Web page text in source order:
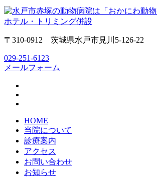
〒310-0912 茨城県水戸市見川5-126-22
029-251-6123
メールフォーム
HOME
当院について
診療案内
アクセス
お問い合わせ
お知らせ